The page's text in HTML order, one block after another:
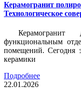
Керамогранит
Технологическое
функциональным
помещений. Сегодня
керамики
Подробнее
22.01.2026